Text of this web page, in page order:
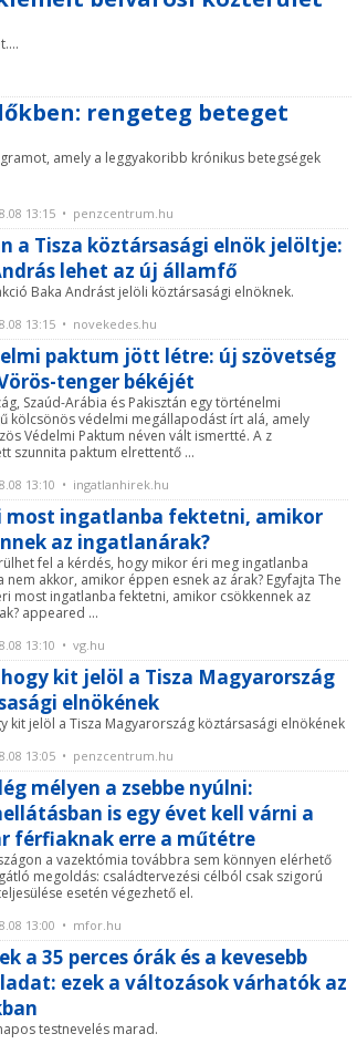
rengeteg beteget
amely a leggyakoribb krónikus betegségek
13:15 • penzcentrum.hu
a Tisza köztársasági elnök jelöltje:
lehet az új államfő
Baka Andrást jelöli köztársasági elnöknek.
13:15 • novekedes.hu
paktum jött létre: új szövetség
tenger békéjét
Szaúd-Arábia és Pakisztán egy történelmi
kölcsönös védelmi megállapodást írt alá, amely
Védelmi Paktum néven vált ismertté. A z
szunnita paktum elrettentő ...
13:10 • ingatlanhirek.hu
most ingatlanba fektetni, amikor
az ingatlanárak?
fel a kérdés, hogy mikor éri meg ingatlanba
nem akkor, amikor éppen esnek az árak? Egyfajta The
most ingatlanba fektetni, amikor csökkennek az
appeared ...
13:10 • vg.hu
kit jelöl a Tisza Magyarország
elnökének
kit jelöl a Tisza Magyarország köztársasági elnökének
13:05 • penzcentrum.hu
mélyen a zsebbe nyúlni:
is egy évet kell várni a
férfiaknak erre a műtétre
a vazektómia továbbra sem könnyen elérhető
megoldás: családtervezési célból csak szigorú
esetén végezhető el.
13:00 • mfor.hu
a 35 perces órák és a kevesebb
ezek a változások várhatók az
testnevelés marad.